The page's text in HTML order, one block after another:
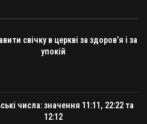
свічку в церкві за здоров’я і за
упокій
числа: значення 11:11, 22:22 та
12:12